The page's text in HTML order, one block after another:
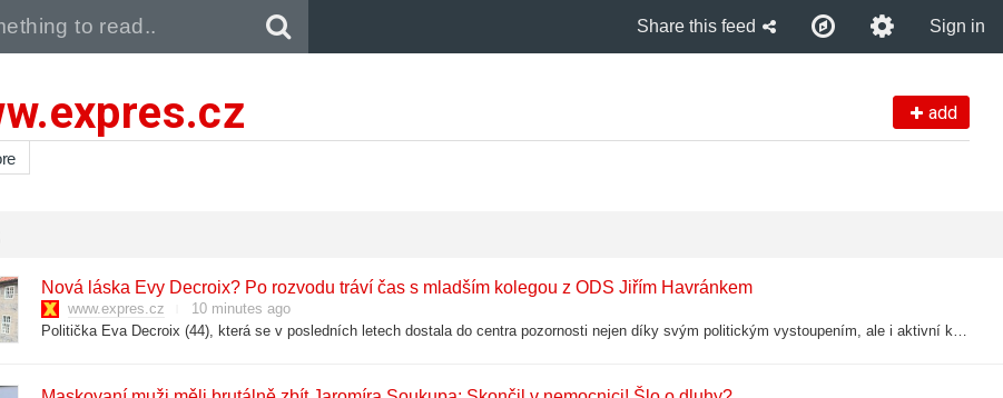
Share this feed Sign in
add
Nová láska Evy Decroix? Po rozvodu tráví čas s mladším kolegou z ODS Jiřím Havránkem
www.expres.cz
10 minutes ago
Politička Eva Decroix (44), která se v posledních letech dostala do centra pozornosti nejen díky svým politickým vystoupením, ale i aktivní komunikaci na sociálních sítích, prožívá letní románek. Čtenář Blesku je zachytil v polském…
Pull down to refresh..